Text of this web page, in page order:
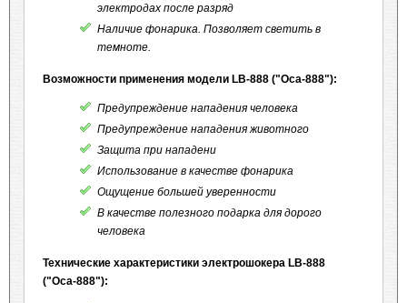
электродах после разряд
Наличие фонарика. Позволяет светить в
темноте.
Возможности применения модели LB-888 ("Оса-888"):
Предупреждение нападения человека
Предупреждение нападения животного
Защита при нападени
Использование в качестве фонарика
Ощущение большей уверенности
В качестве полезного подарка для дорого
человека
Технические характеристики электрошокера LB-888
("Оса-888"):